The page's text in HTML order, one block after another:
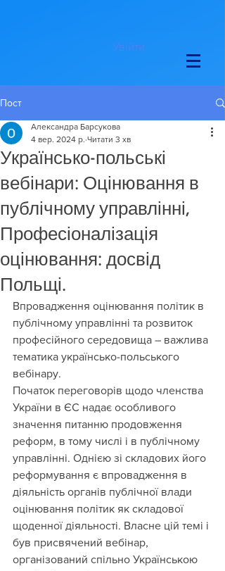
Увійти
Пост
Українсько-польські
вебінари: Оцінювання в
публічному управлінні,
Професіоналізація
оцінювання: досвід
Польщі.
Александра Барсукова
4 вер. 2024 р. Читати 3 хв
Впровадження оцінювання політик в
публічному управлінні та розвиток
професійного середовища – важлива
тематика українсько-польського
вебінару.
Початок переговорів щодо членства
України в ЄС надає особливого
значення питанню продовження
реформ, в тому числі і в публічному
управлінні. Однією зі складових його
реформування є впровадження в
діяльність органів публічної влади
оцінювання політик як складової
щоденної діяльності. Власне цій темі і
був присвячений вебінар,
організований спільно Українською